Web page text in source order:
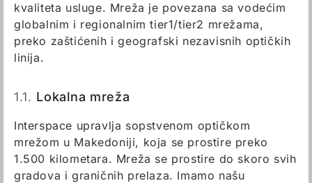
kvaliteta usluge. Mreža je povezana sa vodećim
globalnim i regionalnim tier1/tier2 mrežama,
preko zaštićenih i geografski nezavisnih optičkih
linija.
1.1. Lokalna mreža
Interspace upravlja sopstvenom optičkom
mrežom u Makedoniji, koja se prostire preko
1.500 kilometara. Mreža se prostire do skoro svih
gradova i graničnih prelaza. Imamo našu